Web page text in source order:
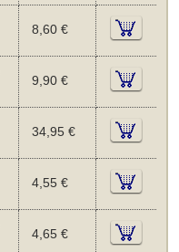
8,60 €
9,90 €
34,95 €
4,55 €
4,65 €